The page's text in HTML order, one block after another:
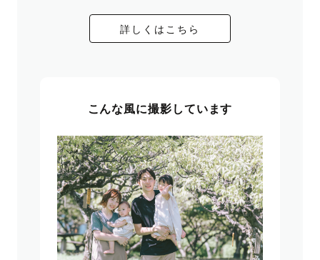
詳しくはこちら
こんな風に撮影しています